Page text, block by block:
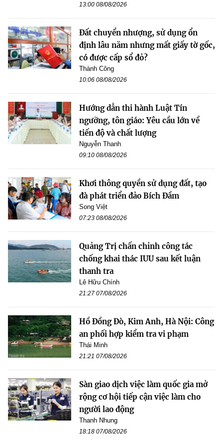
13:00 08/08/2026
Đất chuyển nhượng, sử dụng ổn
định lâu năm nhưng mất giấy tờ gốc,
có được cấp sổ đỏ?
Thành Công
10:06 08/08/2026
Hướng dẫn thi hành Luật Tín
ngưỡng, tôn giáo: Yêu cầu lớn về
tiến độ và chất lượng
Nguyễn Thanh
09:10 08/08/2026
Khơi thông quyền sử dụng đất, tạo
đà phát triển đảo Bích Đầm
Song Việt
07:23 08/08/2026
Quảng Trị chấn chỉnh công tác
chống khai thác IUU sau kết luận
thanh tra
Lê Hữu Chính
21:27 07/08/2026
Hồ Đồng Đò, Kim Anh, Hà Nội: Công
an phối hợp kiểm tra vi phạm
Thái Minh
21:21 07/08/2026
Sàn giao dịch việc làm quốc gia mở
rộng cơ hội tiếp cận việc làm cho
người lao động
Thanh Nhung
18:18 07/08/2026